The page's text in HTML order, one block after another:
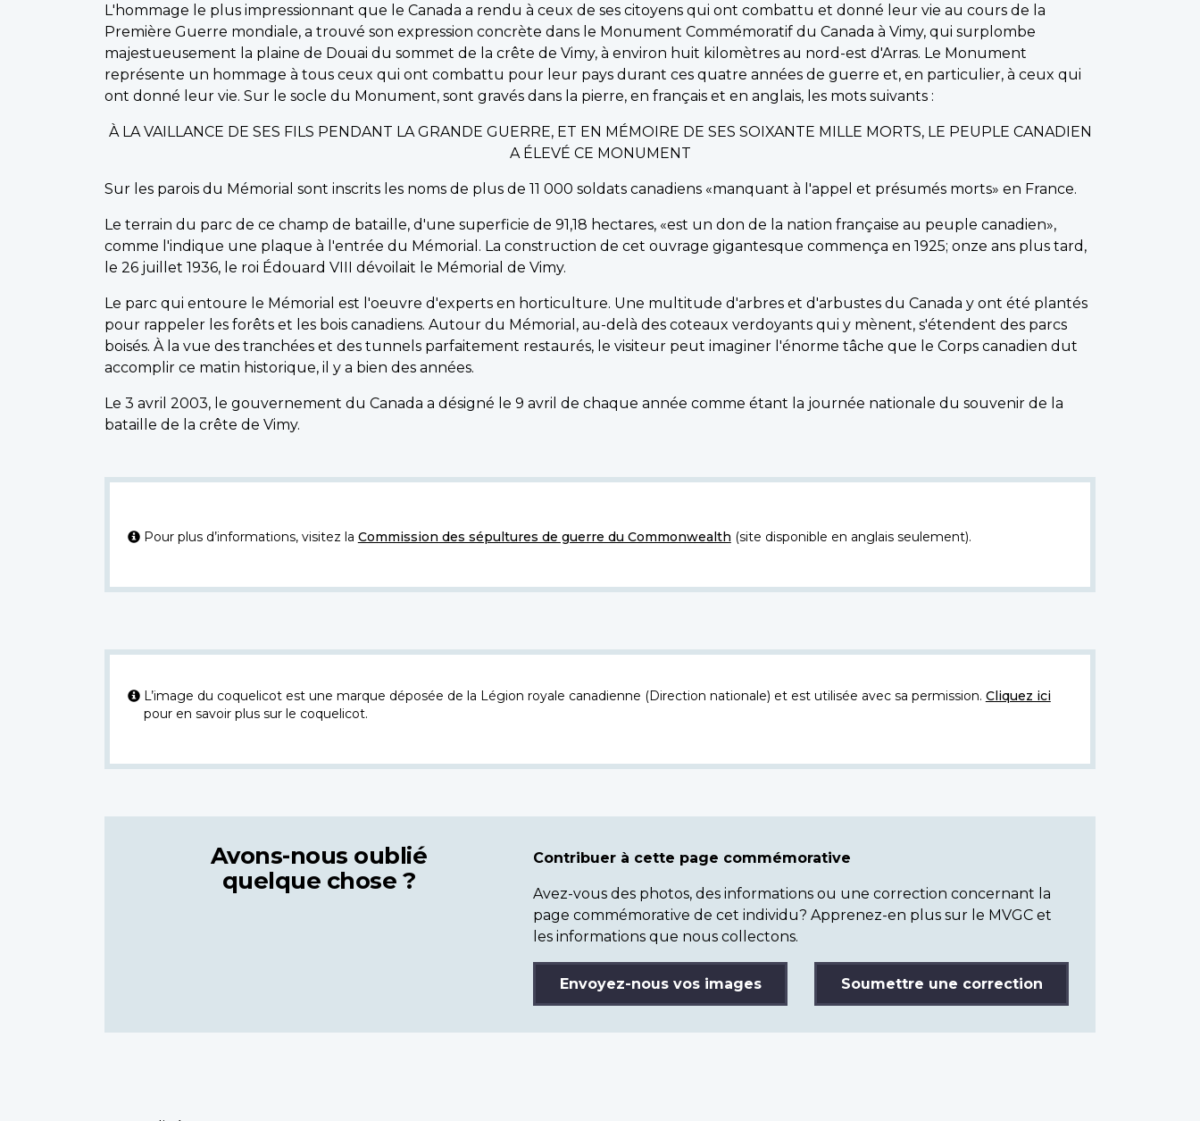
L'hommage le plus impressionnant que le Canada a rendu à ceux de ses citoyens qui ont combattu et donné leur vie au cours de la
Première Guerre mondiale, a trouvé son expression concrète dans le Monument Commémoratif du Canada à Vimy, qui surplombe
majestueusement la plaine de Douai du sommet de la crête de Vimy, à environ huit kilomètres au nord-est d'Arras. Le Monument
représente un hommage à tous ceux qui ont combattu pour leur pays durant ces quatre années de guerre et, en particulier, à ceux qui
ont donné leur vie. Sur le socle du Monument, sont gravés dans la pierre, en français et en anglais, les mots suivants :
À LA VAILLANCE DE SES FILS PENDANT LA GRANDE GUERRE, ET EN MÉMOIRE DE SES SOIXANTE MILLE MORTS, LE PEUPLE CANADIEN
A ÉLEVÉ CE MONUMENT
Sur les parois du Mémorial sont inscrits les noms de plus de 11 000 soldats canadiens «manquant à l'appel et présumés morts» en France.
Le terrain du parc de ce champ de bataille, d'une superficie de 91,18 hectares, «est un don de la nation française au peuple canadien»,
comme l'indique une plaque à l'entrée du Mémorial. La construction de cet ouvrage gigantesque commença en 1925; onze ans plus tard,
le 26 juillet 1936, le roi Édouard VIII dévoilait le Mémorial de Vimy.
Le parc qui entoure le Mémorial est l'oeuvre d'experts en horticulture. Une multitude d'arbres et d'arbustes du Canada y ont été plantés
pour rappeler les forêts et les bois canadiens. Autour du Mémorial, au-delà des coteaux verdoyants qui y mènent, s'étendent des parcs
boisés. À la vue des tranchées et des tunnels parfaitement restaurés, le visiteur peut imaginer l'énorme tâche que le Corps canadien dut
accomplir ce matin historique, il y a bien des années.
Le 3 avril 2003, le gouvernement du Canada a désigné le 9 avril de chaque année comme étant la journée nationale du souvenir de la
bataille de la crête de Vimy.
Pour plus d’informations, visitez la Commission des sépultures de guerre du Commonwealth (site disponible en anglais seulement).
L’image du coquelicot est une marque déposée de la Légion royale canadienne (Direction nationale) et est utilisée avec sa permission. Cliquez ici
pour en savoir plus sur le coquelicot.
Avons-nous oublié
quelque chose ?
Contribuer à cette page commémorative
Avez-vous des photos, des informations ou une correction concernant la
page commémorative de cet individu? Apprenez-en plus sur le MVGC et
les informations que nous collectons.
Envoyez-nous vos images Soumettre une correction